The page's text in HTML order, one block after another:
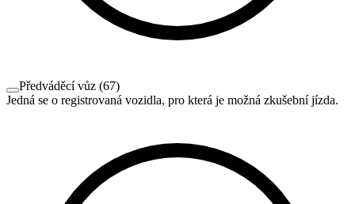
Předváděcí vůz (67)
Jedná se o registrovaná vozidla, pro která je možná zkušební jízda.